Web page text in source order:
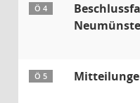
Ö 4
Ö 5